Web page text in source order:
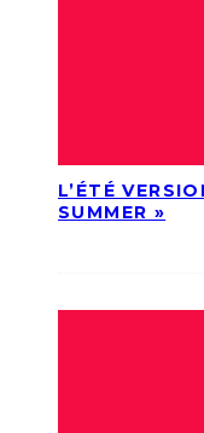
L’ÉTÉ
SUMMER »